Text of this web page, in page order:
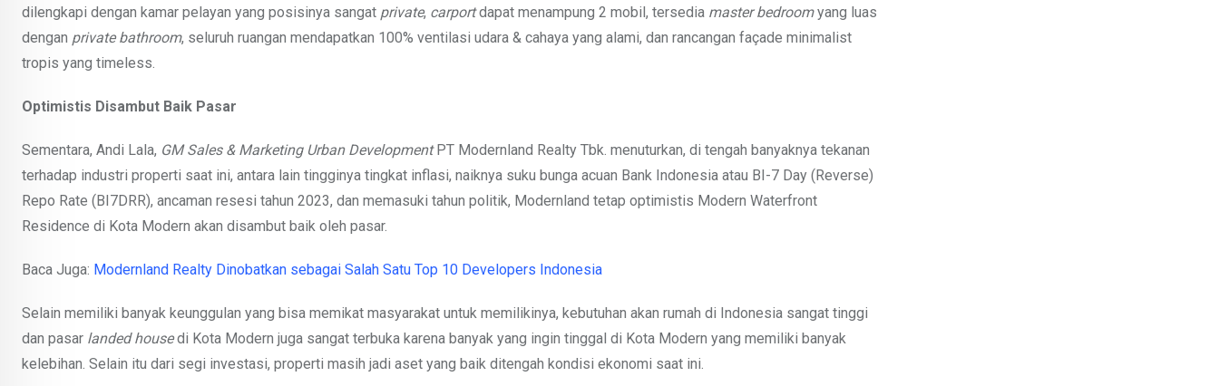
dilengkapi dengan kamar pelayan yang posisinya sangat private, carportdapat menampung 2 mobil, tersedia master bedroomyang luas
dengan private bathroom, seluruh ruangan mendapatkan 100% ventilasi udara & cahaya yang alami, dan rancangan façade minimalist
tropis yang timeless.
Optimistis Disambut Baik Pasar
Sementara, Andi Lala, GM Sales & Marketing Urban DevelopmentPT Modernland Realty Tbk. menuturkan, di tengah banyaknya tekanan
terhadap industri properti saat ini, antara lain tingginya tingkat inflasi, naiknya suku bunga acuan Bank Indonesia atau BI-7 Day (Reverse)
Repo Rate (BI7DRR), ancaman resesi tahun 2023, dan memasuki tahun politik, Modernland tetap optimistis Modern Waterfront
Residence di Kota Modern akan disambut baik oleh pasar.
Baca Juga: Modernland Realty Dinobatkan sebagai Salah Satu Top 10 Developers Indonesia
Selain memiliki banyak keunggulan yang bisa memikat masyarakat untuk memilikinya, kebutuhan akan rumah di Indonesia sangat tinggi
dan pasar landed housedi Kota Modern juga sangat terbuka karena banyak yang ingin tinggal di Kota Modern yang memiliki banyak
kelebihan. Selain itu dari segi investasi, properti masih jadi aset yang baik ditengah kondisi ekonomi saat ini.